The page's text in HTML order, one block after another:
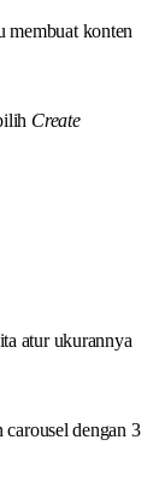
membuat konten
Create
atur ukurannya
dengan 3